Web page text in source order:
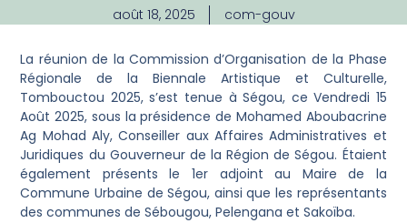
août 18, 2025 com-gouv
La réunion de la Commission d’Organisation de la Phase
Régionale de la Biennale Artistique et Culturelle,
Tombouctou 2025, s’est tenue à Ségou, ce Vendredi 15
Août 2025, sous la présidence de Mohamed Aboubacrine
Ag Mohad Aly, Conseiller aux Affaires Administratives et
Juridiques du Gouverneur de la Région de Ségou. Étaient
également présents le 1er adjoint au Maire de la
Commune Urbaine de Ségou, ainsi que les représentants
des communes de Sébougou, Pelengana et Sakoïba.